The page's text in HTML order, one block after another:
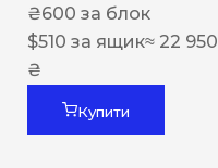
₴600 за блок
$510 за ящик≈ 22 950
₴
Купити